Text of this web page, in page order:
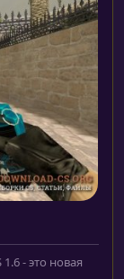
- это новая